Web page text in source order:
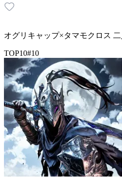
オグリキャップ×タマモクロス 二
TOP10#10